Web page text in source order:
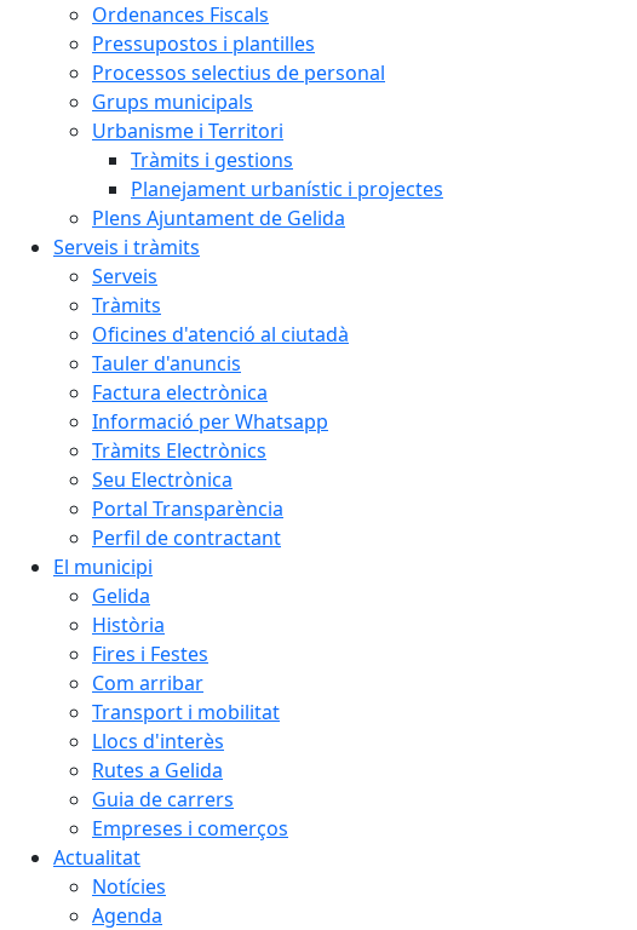
Ordenances Fiscals
Pressupostos i plantilles
Processos selectius de personal
Grups municipals
Urbanisme i Territori
Tràmits i gestions
Planejament urbanístic i projectes
Plens Ajuntament de Gelida
Serveis i tràmits
Serveis
Tràmits
Oficines d'atenció al ciutadà
Tauler d'anuncis
Factura electrònica
Informació per Whatsapp
Tràmits Electrònics
Seu Electrònica
Portal Transparència
Perfil de contractant
El municipi
Gelida
Història
Fires i Festes
Com arribar
Transport i mobilitat
Llocs d'interès
Rutes a Gelida
Guia de carrers
Empreses i comerços
Actualitat
Notícies
Agenda